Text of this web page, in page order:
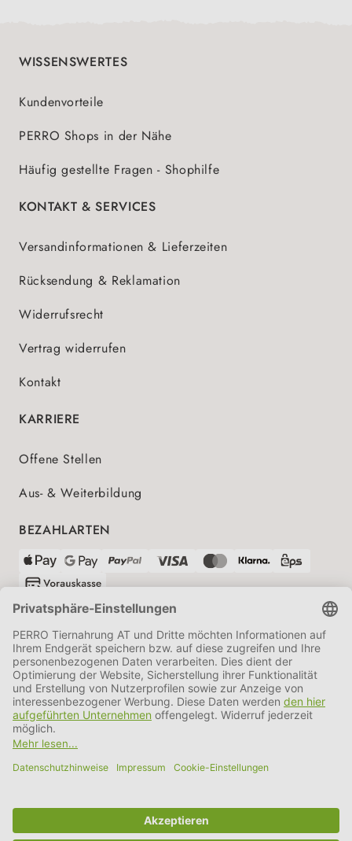
WISSENSWERTES
Kundenvorteile
PERRO Shops in der Nähe
Häufig gestellte Fragen - Shophilfe
KONTAKT & SERVICES
Versandinformationen & Lieferzeiten
Rücksendung & Reklamation
Widerrufsrecht
Vertrag widerrufen
Kontakt
KARRIERE
Offene Stellen
Aus- & Weiterbildung
BEZAHLARTEN
VERSANDPARTNER